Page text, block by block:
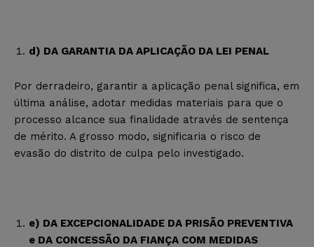
d) DA GARANTIA DA APLICAÇÃO DA LEI PENAL
Por derradeiro, garantir a aplicação penal significa, em
última análise, adotar medidas materiais para que o
processo alcance sua finalidade através de sentença
de mérito. A grosso modo, significaria o risco de
evasão do distrito de culpa pelo investigado.
e) DA EXCEPCIONALIDADE DA PRISÃO PREVENTIVA
e DA CONCESSÃO DA FIANÇA COM MEDIDAS